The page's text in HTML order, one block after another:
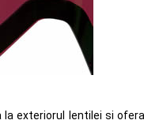
la exteriorul lentilei si